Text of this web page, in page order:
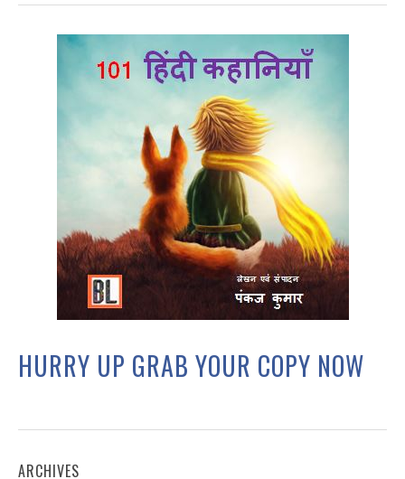
HURRY UP GRAB YOUR COPY NOW
ARCHIVES